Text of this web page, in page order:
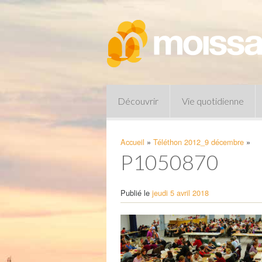
Découvrir Vie quotidienne
Pharmacies de garde
Accueil » Téléthon 2012_9 décembre »
P1050870
Publié le jeudi 5 avril 2018